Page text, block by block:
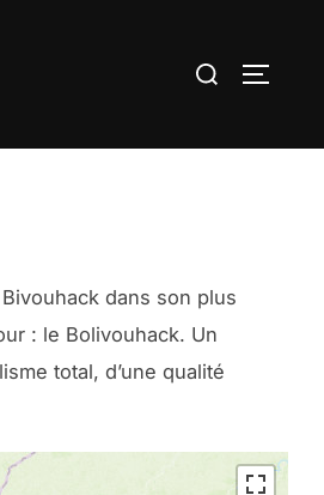
Rechercher :
dans son plus
: le Bolivouhack. Un
total, d’une qualité